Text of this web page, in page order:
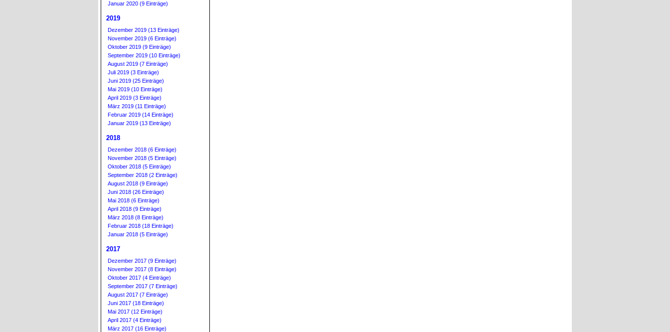
Januar 2020 (9 Einträge)
2019
Dezember 2019 (13 Einträge)
November 2019 (6 Einträge)
Oktober 2019 (9 Einträge)
September 2019 (10 Einträge)
August 2019 (7 Einträge)
Juli 2019 (3 Einträge)
Juni 2019 (25 Einträge)
Mai 2019 (10 Einträge)
April 2019 (3 Einträge)
März 2019 (11 Einträge)
Februar 2019 (14 Einträge)
Januar 2019 (13 Einträge)
2018
Dezember 2018 (6 Einträge)
November 2018 (5 Einträge)
Oktober 2018 (5 Einträge)
September 2018 (2 Einträge)
August 2018 (9 Einträge)
Juni 2018 (26 Einträge)
Mai 2018 (6 Einträge)
April 2018 (9 Einträge)
März 2018 (8 Einträge)
Februar 2018 (18 Einträge)
Januar 2018 (5 Einträge)
2017
Dezember 2017 (9 Einträge)
November 2017 (8 Einträge)
Oktober 2017 (4 Einträge)
September 2017 (7 Einträge)
August 2017 (7 Einträge)
Juni 2017 (18 Einträge)
Mai 2017 (12 Einträge)
April 2017 (4 Einträge)
März 2017 (16 Einträge)